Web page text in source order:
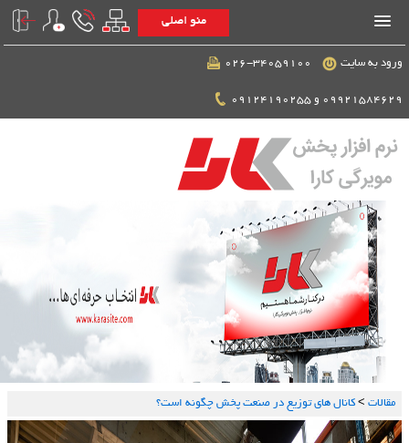
منو اصلی
ورود به سایت
مقالات >کانال های توزیع در صنعت پخش چگونه است؟